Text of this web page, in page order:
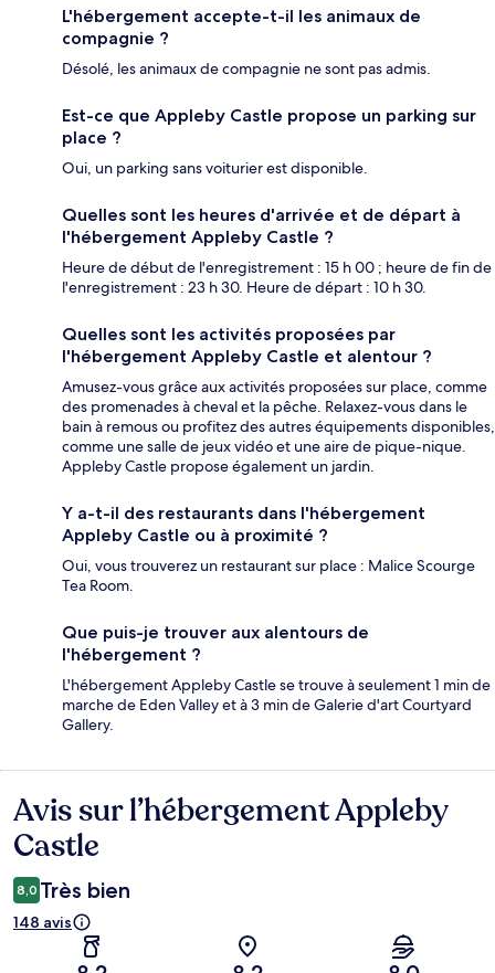
L'hébergement accepte-t-il les animaux de
compagnie ?
Désolé, les animaux de compagnie ne sont pas admis.
Est-ce que Appleby Castle propose un parking sur
place ?
Oui, un parking sans voiturier est disponible.
Quelles sont les heures d'arrivée et de départ à
l'hébergement Appleby Castle ?
Heure de début de l'enregistrement : 15 h 00 ; heure de fin de
l'enregistrement : 23 h 30. Heure de départ : 10 h 30.
Quelles sont les activités proposées par
l'hébergement Appleby Castle et alentour ?
Amusez-vous grâce aux activités proposées sur place, comme
des promenades à cheval et la pêche. Relaxez-vous dans le
bain à remous ou profitez des autres équipements disponibles,
comme une salle de jeux vidéo et une aire de pique-nique.
Appleby Castle propose également un jardin.
Y a-t-il des restaurants dans l'hébergement
Appleby Castle ou à proximité ?
Oui, vous trouverez un restaurant sur place : Malice Scourge
Tea Room.
Que puis-je trouver aux alentours de
l'hébergement ?
L'hébergement Appleby Castle se trouve à seulement 1 min de
marche de Eden Valley et à 3 min de Galerie d'art Courtyard
Gallery.
Avis
Avis sur l’hébergement Appleby
Castle
8,0 Très bien
148 avis